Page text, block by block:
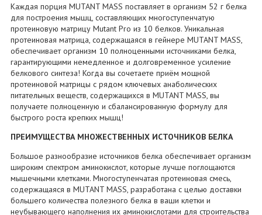
Каждая порция MUTANT MASS поставляет в организм 52 г белка
для построения мышц, составляющих многоступенчатую
протеиновую матрицу Mutant Pro из 10 белков. Уникальная
протеиновая матрица, содержащаяся в гейнере MUTANT MASS,
обеспечивает организм 10 полноценными источниками белка,
гарантирующими немедленное и долговременное усиление
белкового синтеза! Когда вы сочетаете приём мощной
протеиновой матрицы с рядом ключевых анаболических
питательных веществ, содержащихся в MUTANT MASS, вы
получаете полноценную и сбалансированную формулу для
быстрого роста крепких мышц!
ПРЕИМУЩЕСТВА МНОЖЕСТВЕННЫХ ИСТОЧНИКОВ БЕЛКА
Большое разнообразие источников белка обеспечивает организм
широким спектром аминокислот, которые лучше поглощаются
мышечными клетками. Многоступенчатая протеиновая смесь,
содержащаяся в MUTANT MASS, разработана с целью доставки
большего количества полезного белка в ваши клетки и
неубывающего наполнения их аминокислотами для строительства